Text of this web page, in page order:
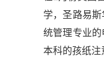
学，圣路易
统管理专业
本科的孩纸注